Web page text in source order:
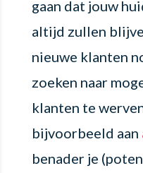
gaan dat jouw
altijd zullen
nieuwe klanten
zoeken naar
klanten te
bijvoorbeeld aan
benader je